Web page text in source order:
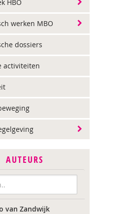
HBO
werken MBO
dossiers
activiteiten
AUTEURS
van Zandwijk